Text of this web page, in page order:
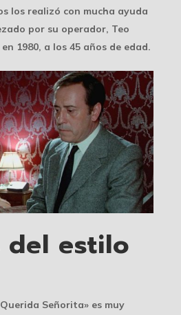
los realizó con mucha ayuda
por su operador, Teo
1980, a los 45 años de edad.
del estilo
Señorita» es muy